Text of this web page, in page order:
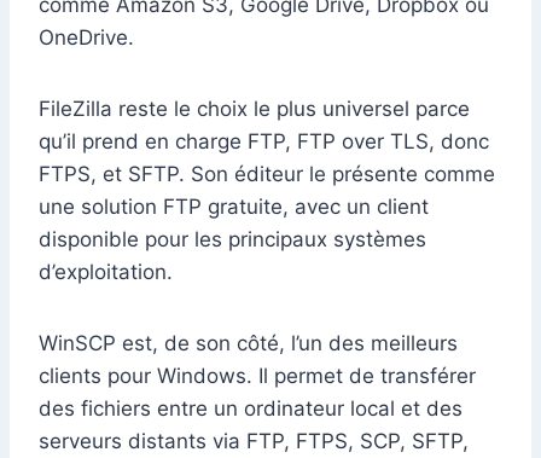
comme Amazon S3, Google Drive, Dropbox ou
OneDrive.
FileZilla reste le choix le plus universel parce
qu’il prend en charge FTP, FTP over TLS, donc
FTPS, et SFTP. Son éditeur le présente comme
une solution FTP gratuite, avec un client
disponible pour les principaux systèmes
d’exploitation.
WinSCP est, de son côté, l’un des meilleurs
clients pour Windows. Il permet de transférer
des fichiers entre un ordinateur local et des
serveurs distants via FTP, FTPS, SCP, SFTP,